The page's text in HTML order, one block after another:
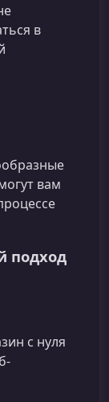
в
вам
подход
с нуля